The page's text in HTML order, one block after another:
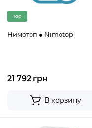
Top
Нимотоп ● Nimotop
21 792 грн
В корзину